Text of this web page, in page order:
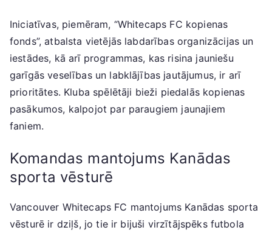
Iniciatīvas, piemēram, “Whitecaps FC kopienas
fonds”, atbalsta vietējās labdarības organizācijas un
iestādes, kā arī programmas, kas risina jauniešu
garīgās veselības un labklājības jautājumus, ir arī
prioritātes. Kluba spēlētāji bieži piedalās kopienas
pasākumos, kalpojot par paraugiem jaunajiem
faniem.
Komandas mantojums Kanādas
sporta vēsturē
Vancouver Whitecaps FC mantojums Kanādas sporta
vēsturē ir dziļš, jo tie ir bijuši virzītājspēks futbola